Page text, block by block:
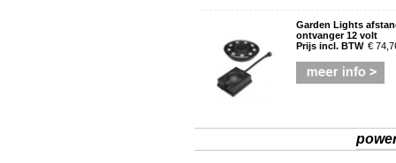
Garden Lights
ontvanger 12 volt
Prijs incl. BTW €